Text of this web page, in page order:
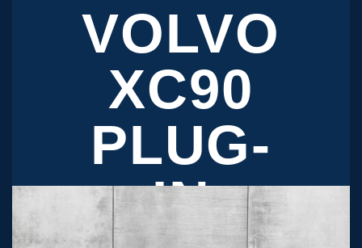
VOLVO
XC90
PLUG-
IN